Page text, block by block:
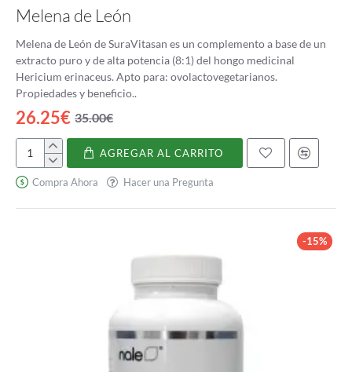
Melena de León
Melena de León de SuraVitasan es un complemento a base de un
extracto puro y de alta potencia (8:1) del hongo medicinal
Hericium erinaceus. Apto para: ovolactovegetarianos.
Propiedades y beneficio..
26.25€ 35.00€
Melena
de
León
AGREGAR AL CARRITO
Compra Ahora Hacer una Pregunta
-15%